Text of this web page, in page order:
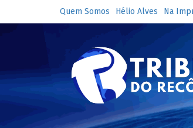
Quem Somos Hélio Alves Na